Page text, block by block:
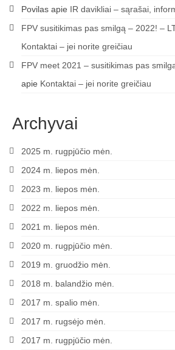
Povilas apie IR davikliai – sąrašai,
FPV susitikimas pas smilgą – 2022! –
Kontaktai – jei norite greičiau
FPV meet 2021 – susitikimas pas
apie Kontaktai – jei norite greičiau
Archyvai
2025 m. rugpjūčio mėn.
2024 m. liepos mėn.
2023 m. liepos mėn.
2022 m. liepos mėn.
2021 m. liepos mėn.
2020 m. rugpjūčio mėn.
2019 m. gruodžio mėn.
2018 m. balandžio mėn.
2017 m. spalio mėn.
2017 m. rugsėjo mėn.
2017 m. rugpjūčio mėn.